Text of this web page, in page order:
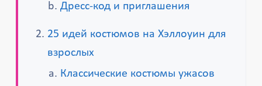
Дресс-код и приглашения
25 идей костюмов на Хэллоуин для
взрослых
Классические костюмы ужасов